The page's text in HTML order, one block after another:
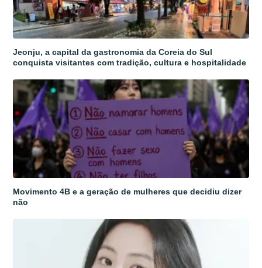
Jeonju, a capital da gastronomia da Coreia do Sul
conquista visitantes com tradição, cultura e hospitalidade
Movimento 4B e a geração de mulheres que decidiu dizer
não